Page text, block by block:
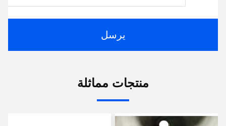
يرسل
منتجات مماثلة